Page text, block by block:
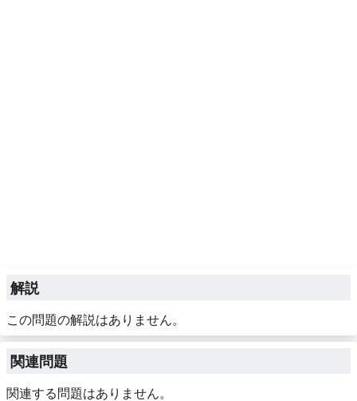
解説
この問題の解説はありません。
関連問題
関連する問題はありません。